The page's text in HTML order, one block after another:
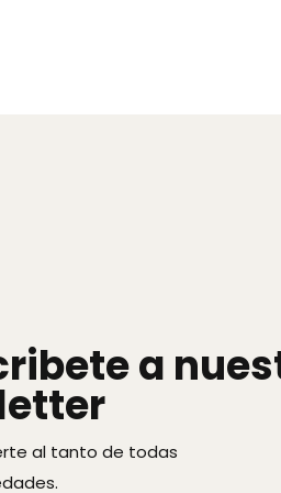
a
al tanto de todas